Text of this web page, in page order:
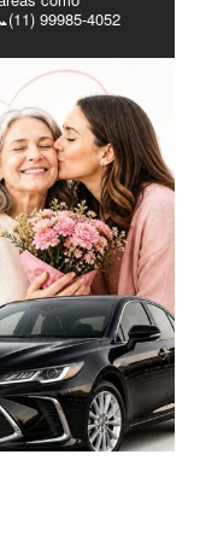
99985-4052